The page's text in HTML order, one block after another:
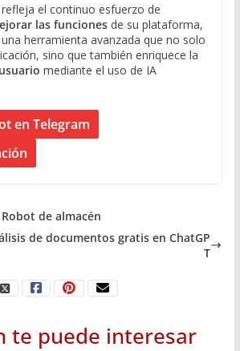
el continuo esfuerzo de
las funcionesde su plataforma,
herramienta avanzada que no solo
sino que también enriquece la
mediante el uso de IA
en Telegram
de almacén
de documentos gratis en ChatGP
T
te puede interesar